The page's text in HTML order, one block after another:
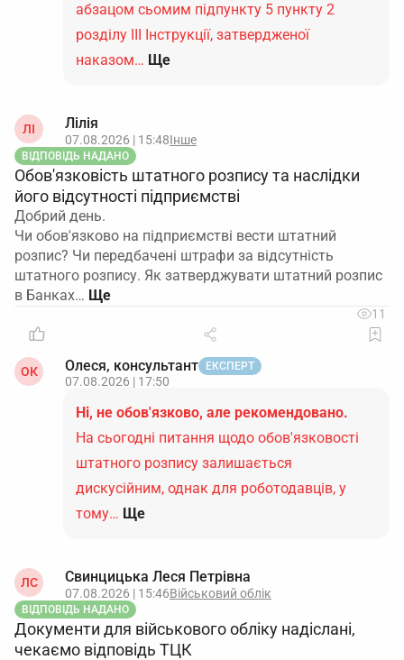
абзацом сьомим підпункту 5 пункту 2
розділу ІІІ Інструкції, затвердженої
наказом… Ще
ЛІ Лілія
07.08.2026 | 15:48Інше
ВІДПОВІДЬ НАДАНО
Обов'язковість штатного розпису та наслідки
його відсутності підприємстві
Добрий день.
Чи обов'язково на підприємстві вести штатний
розпис? Чи передбачені штрафи за відсутність
штатного розпису. Як затверджувати штатний розпис
в Банках…
11
ОК Олеся, консультант ЕКСПЕРТ
07.08.2026 | 17:50
Ні, не обов'язково, але рекомендовано.
На сьогодні питання щодо обов'язковості
штатного розпису залишається
дискусійним, однак для роботодавців, у
тому… Ще
ЛС Свинцицька Леся Петрівна
07.08.2026 | 15:46Військовий облік
ВІДПОВІДЬ НАДАНО
Документи для військового обліку надіслані,
чекаємо відповідь ТЦК